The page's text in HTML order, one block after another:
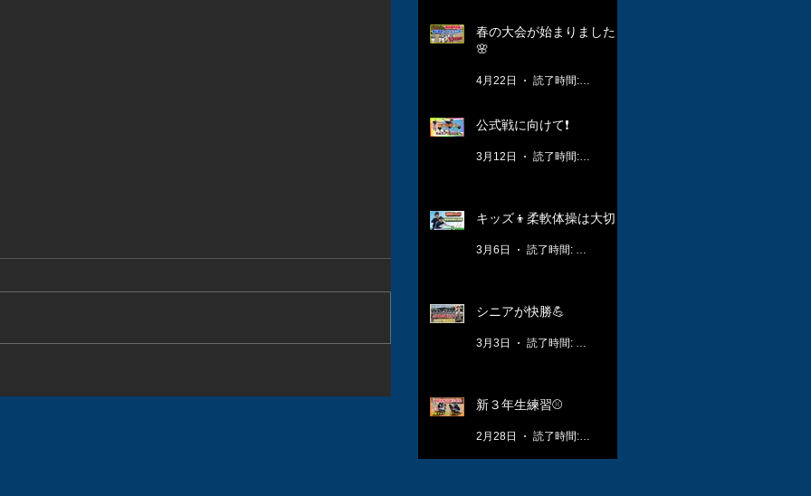
春の大会が始まりました！
🌸
4月22日
公式戦に向けて❗️
3月12日
キッズ👦柔軟体操は大切🤸
3月6日
シニアが快勝💪
3月3日
新３年生練習⚾️
2月28日